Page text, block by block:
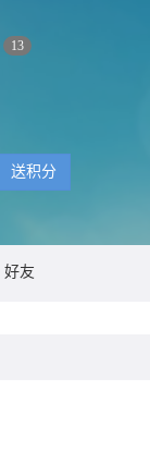
13
送积分
好友